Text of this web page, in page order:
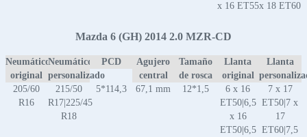
x 16 ET55x 18 ET60
Mazda 6 (GH) 2014 2.0 MZR-CD
Neumático
original
Neumático
personalizado
PCD
Agujero
central
Tamaño
de rosca
Llanta
original
Llanta
205/60
R16
215/50
R17|225/45
R18
5*114,3 67,1 mm 12*1,5
6 x 16
ET50|6,5
x 16
ET50|6,5
7 x 17
ET50|7 x
17
ET60|7,5